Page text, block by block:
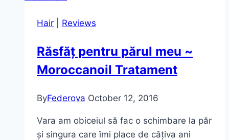
Hair Reviews
Răsfăț pentru părul meu ~
Moroccanoil Tratament
ByFederova October 12, 2016
Vara am obiceiul să fac o schimbare la păr
și singura care îmi place de câțiva ani